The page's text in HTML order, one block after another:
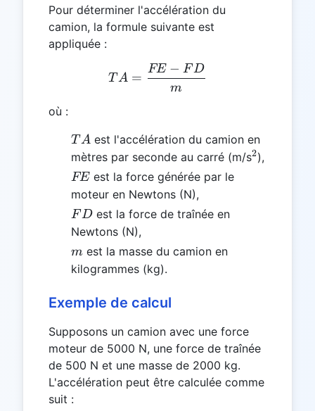
Pour déterminer l'accélération du
camion, la formule suivante est
appliquée :
TA = \frac{FE - FD}{m}
T A =
m
FE − FD
où :
TA
T A est l'accélération du camion en
mètres par seconde au carré (m/s^2
2),
FE
FE est la force générée par le
moteur en Newtons (N),
FD
F D est la force de traînée en
Newtons (N),
m
m est la masse du camion en
kilogrammes (kg).
Exemple de calcul
Supposons un camion avec une force
moteur de 5000 N, une force de traînée
de 500 N et une masse de 2000 kg.
L'accélération peut être calculée comme
suit :